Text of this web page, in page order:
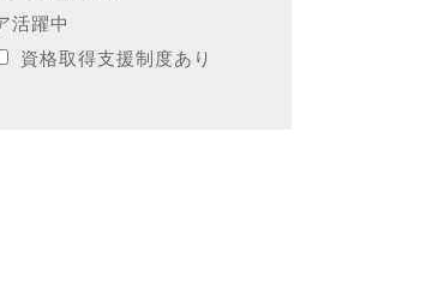
活躍中
資格取得支援制度あり